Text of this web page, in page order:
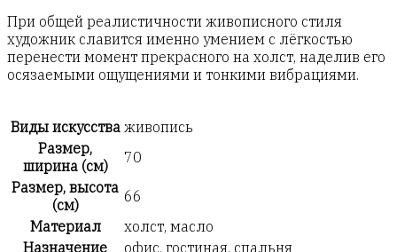
При общей реалистичности живописного стиля
художник славится именно умением с лёгкостью
перенести момент прекрасного на холст, наделив его
осязаемыми ощущениями и тонкими вибрациями.
Виды искусства живопись
Размер,
ширина (см)
70
Размер, высота
(см)
66
Материал
холст, масло
Назначение
офис, гостиная, спальня